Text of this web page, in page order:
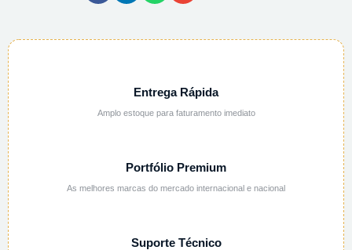
Entrega Rápida
Amplo estoque para faturamento imediato
Portfólio Premium
As melhores marcas do mercado internacional e nacional
Suporte Técnico